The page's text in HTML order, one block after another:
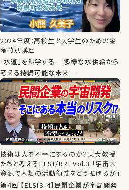
2024年度：高校生と大学生のための金
曜特別講座
「水道」を科学する ─多様な水供給から
考える持続可能な未来─
技術は人を不幸にするのか？東大教授
たちと考えるELSI/RRI Vol.3 「宇宙×
資源で人類の活動領域をどう拡げるか」
第4回 【ELSI3-4】民間企業が宇宙開発